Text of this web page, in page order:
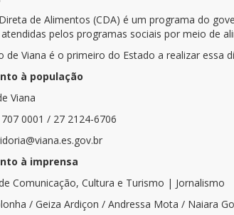
de Alimentos (CDA) é um programa do
pelos programas sociais por meio de
de Viana é o primeiro do Estado a realizar essa
à população
Viana
0001 / 27 2124-6706
à imprensa
Comunicação, Cultura e Turismo | Jornalismo
/ Geiza Ardiçon / Andressa Mota / Naiara